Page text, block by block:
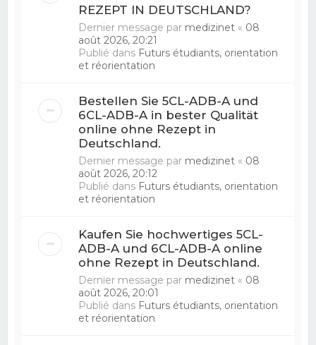
REZEPT IN DEUTSCHLAND?
Dernier message par medizinet « 08
août 2026, 20:21
Publié dans Futurs étudiants, orientation
et réorientation
Bestellen Sie 5CL-ADB-A und
6CL-ADB-A in bester Qualität
online ohne Rezept in
Deutschland.
Dernier message par medizinet « 08
août 2026, 20:12
Publié dans Futurs étudiants, orientation
et réorientation
Kaufen Sie hochwertiges 5CL-
ADB-A und 6CL-ADB-A online
ohne Rezept in Deutschland.
Dernier message par medizinet « 08
août 2026, 20:01
Publié dans Futurs étudiants, orientation
et réorientation